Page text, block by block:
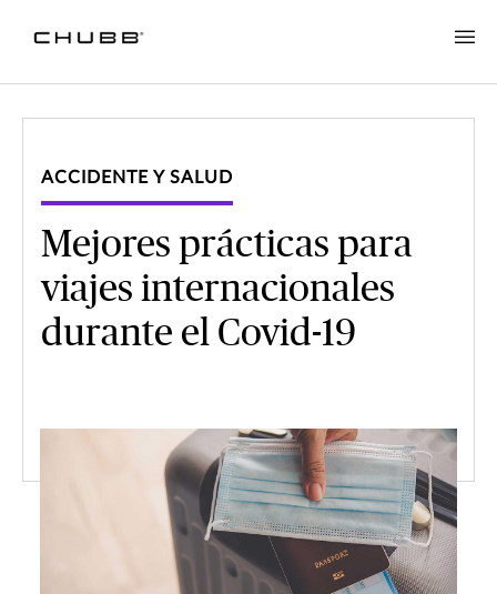
ACCIDENTE Y SALUD
Mejores prácticas para
viajes internacionales
durante el Covid-19